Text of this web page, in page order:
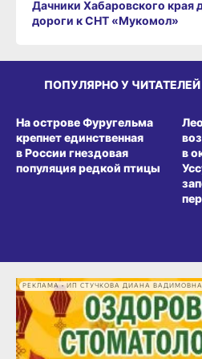
Дачники Хабаровского края
дороги к СНТ «Мукомол»
ПОПУЛЯРНО У ЧИТАТЕЛЕЙ
На острове Фуругельма
крепнет единственная
в России гнездовая
популяция редкой птицы
в
РЕКЛАМА • ИП СТУЧКОВА ДИАНА ВАДИМОВНА